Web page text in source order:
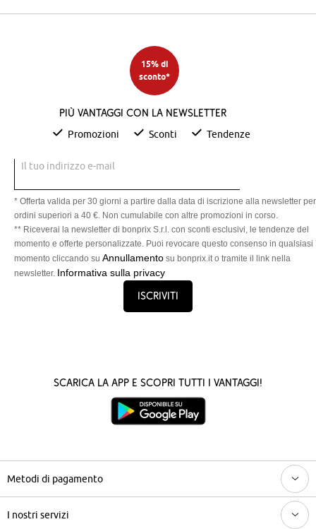
15% di
sconto*
Più vantaggi con la newsletter
Promozioni Sconti Tendenze
Il tuo indirizzo e-mail
* Offerta valida per 30 giorni a partire dalla data di iscrizione alla newsletter per
ordini superiori a 40 €. Non cumulabile con altre promozioni in corso.
** Riceverai la newsletter di bonprix S.r.l. con sconti esclusivi, le tendenze del
momento e offerte personalizzate. Puoi revocare questo consenso in qualsiasi
momento cliccando su Annullamento su bonprix.it o tramite il link nella
newsletter. Informativa sulla privacy
Iscriviti
Scarica la App e scopri tutti i vantaggi!
Metodi di pagamento
I nostri servizi